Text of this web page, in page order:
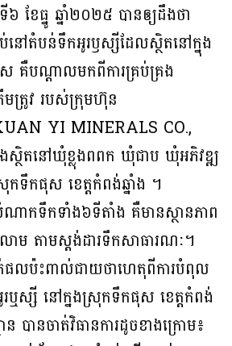
៦ ខែធ្នូ ឆ្នាំ២០២៥ បានឲ្យដឹងថា
ៅតំបន់ទឹកអូរឫស្សីដែលស្ថិតនៅក្នុង
គឺបណ្តាលមកពីការគ្រប់គ្រង
ត្រូវ របស់ក្រុមហ៊ុន
YI MINERALS CO.,
ស្ថិតនៅឃុំខ្លុងពពក ឃុំជាប ឃុំអភិវឌ្ឍ
ទឹកផុស ខេត្តកំពង់ឆ្នាំង ។
កទឹកទាំង៦ទីតាំង គឺមានស្ថានភាព
តាមស្តង់ដារទឹកសាធារណៈ។
ត់ផលប៉ះពាល់ជាយថាហេតុពីការបំពុល
រឬស្សី នៅក្នងស្រុកទឹកផុស ខេត្តកំពង់
ន បានចាត់វិធានការដូចខាងក្រោម៖